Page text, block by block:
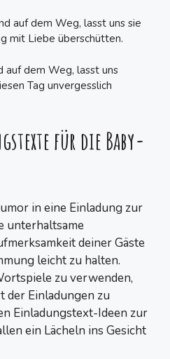
auf dem Weg, lasst uns sie
mit Liebe überschütten.
auf dem Weg, lasst uns
Tag unvergesslich
für die Baby-
in eine Einladung zur
unterhaltsame
deiner Gäste
leicht zu halten.
zu verwenden,
der Einladungen zu
Einladungstext-Ideen zur
ein Lächeln ins Gesicht